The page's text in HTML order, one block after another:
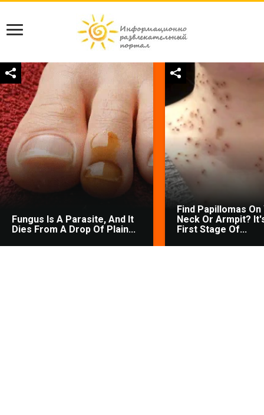
Fungus Is A Parasite, And It
Dies From A Drop Of Plain...
Find Papillomas On
Neck Or Armpit?
First Stage Of...